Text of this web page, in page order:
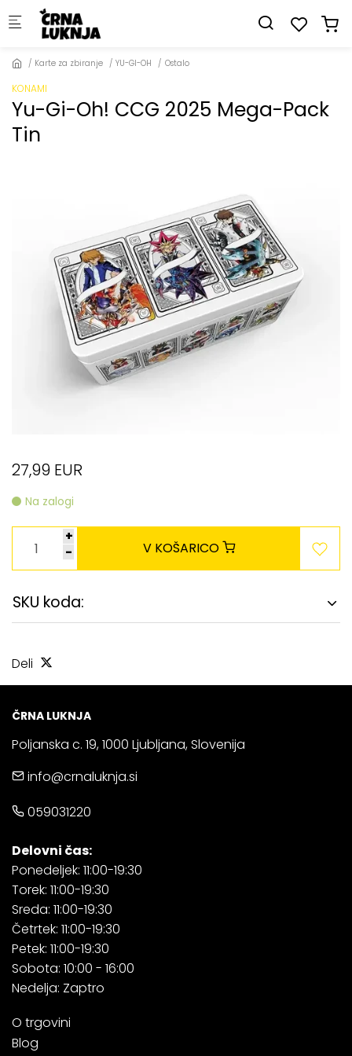
Skip to main content
Karte za zbiranje YU-GI-OH Ostalo
KONAMI
Yu-Gi-Oh! CCG 2025 Mega-Pack
Tin
27,99 EUR
Na zalogi
+
-
V KOŠARICO
SKU koda:
Deli
ČRNA LUKNJA
Poljanska c. 19, 1000 Ljubljana, Slovenija
info@crnaluknja.si
059031220
Delovni čas:
Ponedeljek: 11:00-19:30
Torek: 11:00-19:30
Sreda: 11:00-19:30
Četrtek: 11:00-19:30
Petek: 11:00-19:30
Sobota: 10:00 - 16:00
Nedelja: Zaptro
O trgovini
Blog